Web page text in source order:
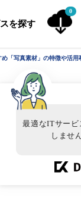
を探す
0
「写真素材」の特徴や活用
最適なITサービ
しませ